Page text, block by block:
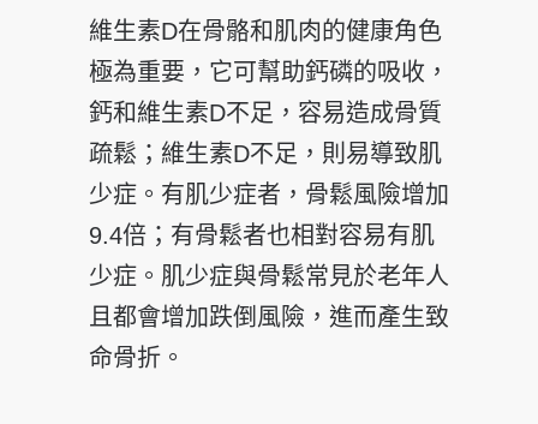
維生素D在骨骼和肌肉的健康角色
極為重要，它可幫助鈣磷的吸收，
鈣和維生素D不足，容易造成骨質
疏鬆；維生素D不足，則易導致肌
少症。有肌少症者，骨鬆風險增加
9.4倍；有骨鬆者也相對容易有肌
少症。肌少症與骨鬆常見於老年人
且都會增加跌倒風險，進而產生致
命骨折。